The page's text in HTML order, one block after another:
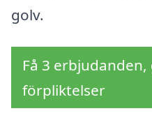
golv.
Få 3
förpliktelser